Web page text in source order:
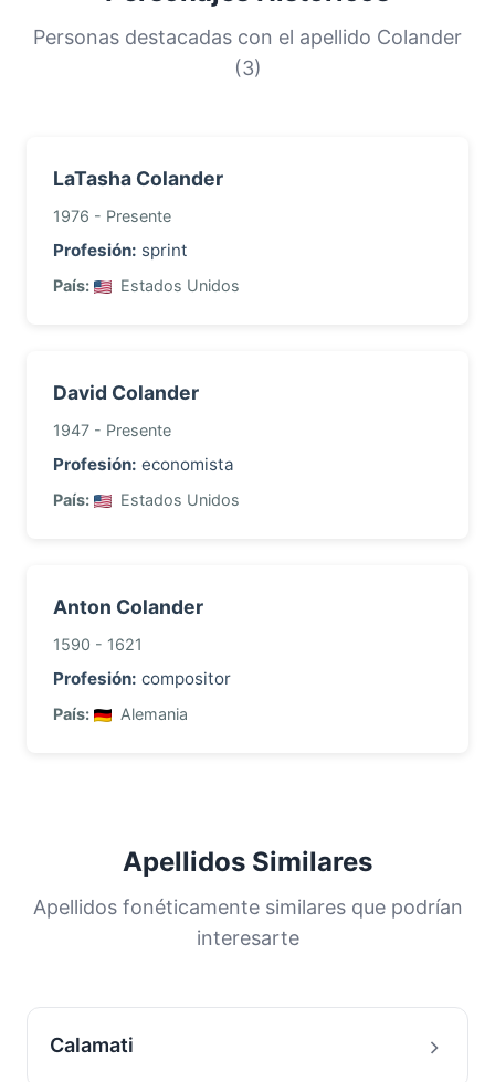
comprender los orígenes y la historia
migratoria de las familias con este apellido.
Personas destacadas con el apellido Colander
(3)
LaTasha Colander
1976 - Presente
Profesión: sprint
País: Estados Unidos
David Colander
1947 - Presente
Profesión: economista
País: Estados Unidos
Anton Colander
1590 - 1621
Profesión: compositor
País: Alemania
Apellidos Similares
Apellidos fonéticamente similares que podrían
interesarte
Calamati